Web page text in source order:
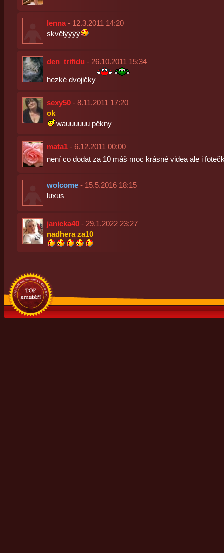
lenna- 12.3.2011 14:20
skvělýýýý
den_trifidu - 26.10.2011 15:34
hezké dvojičky
sexy50- 8.11.2011 17:20
ok
wauuuuuu pěkny
mata1- 6.12.2011 00:00
není co dodat za 10 máš moc krásné videa ale i
wolcome- 15.5.2016 18:15
luxus
janicka40- 29.1.2022 23:27
nadhera za10